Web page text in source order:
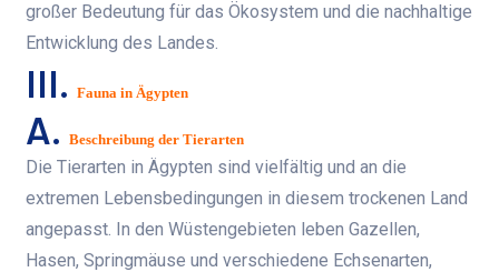
großer Bedeutung für das Ökosystem und die nachhaltige
Entwicklung des Landes.
III.Fauna in Ägypten
A.Beschreibung der Tierarten
Die Tierarten in Ägypten sind vielfältig und an die
extremen Lebensbedingungen in diesem trockenen Land
angepasst. In den Wüstengebieten leben Gazellen,
Hasen, Springmäuse und verschiedene Echsenarten,